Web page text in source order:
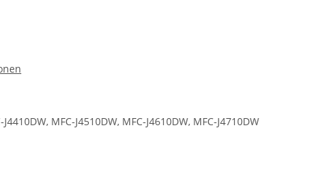
MFC-J4510DW, MFC-J4610DW, MFC-J4710DW